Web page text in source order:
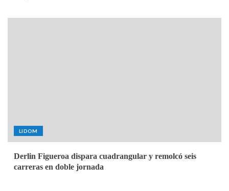
LIDOM
Derlin Figueroa dispara cuadrangular y remolcó seis
carreras en doble jornada